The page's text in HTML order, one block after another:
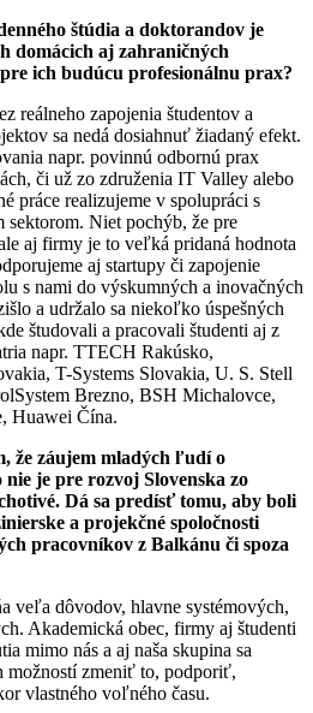
štúdia a doktorandov je
domácich aj zahraničných
ich budúcu profesionálnu prax?
reálneho zapojenia študentov a
sa nedá dosiahnuť žiadaný efekt.
napr. povinnú odbornú prax
či už zo združenia IT Valley alebo
práce realizujeme v spolupráci s
Niet pochýb, že pre
aj firmy je to veľká pridaná hodnota
aj startupy či zapojenie
s nami do výskumných a inovačných
a udržalo sa niekoľko úspešných
študovali a pracovali študenti aj z
napr. TTECH Rakúsko,
T-Systems Slovakia, U. S. Stell
Brezno, BSH Michalovce,
Huawei Čína.
že záujem mladých ľudí o
je pre rozvoj Slovenska zo
Dá sa predísť tomu, aby boli
a projekčné spoločnosti
pracovníkov z Balkánu či spoza
veľa dôvodov, hlavne systémových,
Akademická obec, firmy aj študenti
mimo nás a aj naša skupina sa
možností zmeniť to, podporiť,
vlastného voľného času.